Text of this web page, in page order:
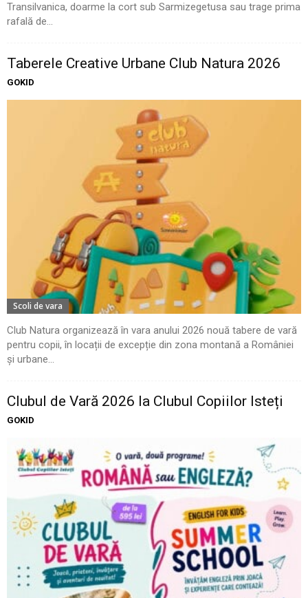
Transilvanica, doarme la cort sub Sarmizegetusa sau trage prima
rafală de...
Taberele Creative Urbane Club Natura 2026
GOKID
Scoli de vara
Club Natura organizează în vara anului 2026 nouă tabere de vară
pentru copii, în locații de excepție din zona montană a României
și urbane...
Clubul de Vară 2026 la Clubul Copiilor Isteți
GOKID